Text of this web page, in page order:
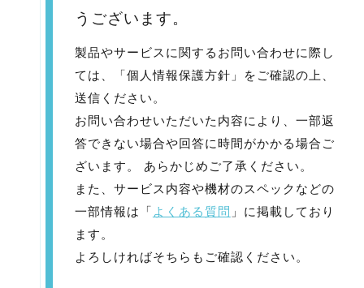
うございます。
製品やサービスに関するお問い合わせに際し
ては、「個人情報保護方針」をご確認の上、
送信ください。
お問い合わせいただいた内容により、一部返
答できない場合や回答に時間がかかる場合ご
ざいます。 あらかじめご了承ください。
また、サービス内容や機材のスペックなどの
一部情報は「 よくある質問 」に掲載しており
ます。
よろしければそちらもご確認ください。